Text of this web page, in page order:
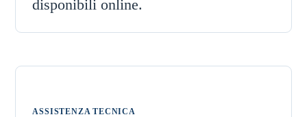
disponibili online.
ASSISTENZA TECNICA